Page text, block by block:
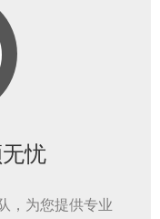
忧
，为您提供专业